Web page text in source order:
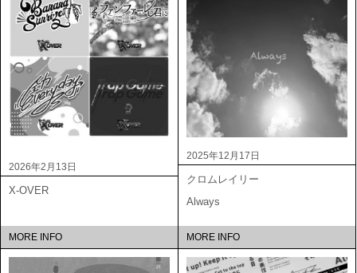
2026年2月13日
X-OVER
MORE INFO
2025年12月17日
クロムレイリー
Always
MORE INFO